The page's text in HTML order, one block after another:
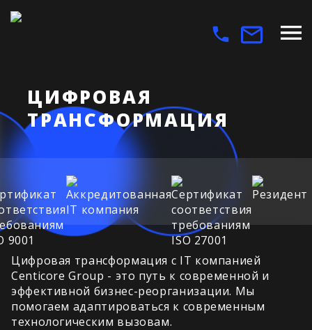
ЦИФРОВАЯ
ТРАНСФОРМАЦИЯ
Цифровая трансформация с IT компанией
Centicore Group - это путь к современной и
эффективной бизнес-реорганизации. Мы
помогаем адаптироваться к современным
технологическим вызовам.